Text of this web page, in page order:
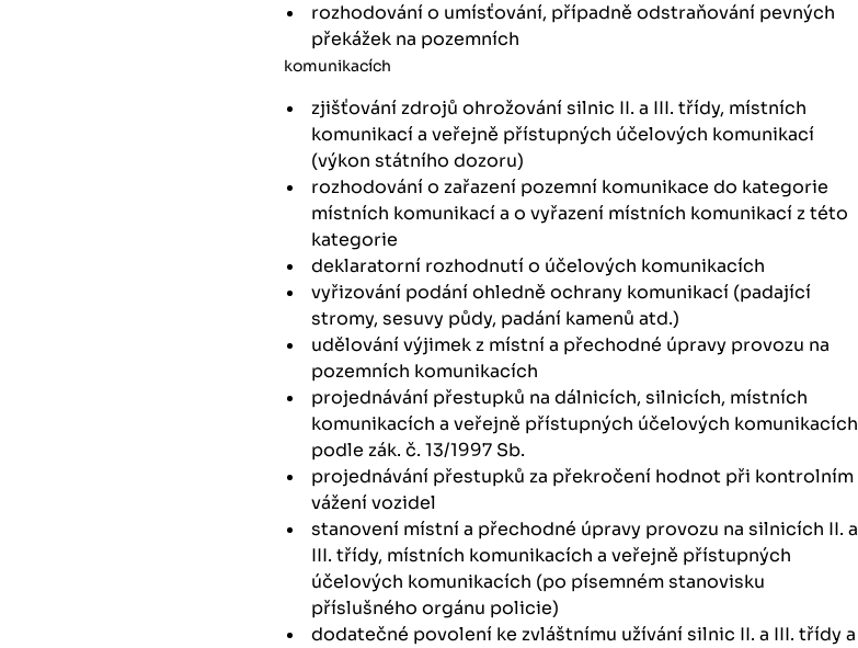
rozhodování o umísťování, případně odstraňování pevných
překážek na pozemních
komunikacích
zjišťování zdrojů ohrožování silnic II. a III. třídy, místních
komunikací a veřejně přístupných účelových komunikací
(výkon státního dozoru)
rozhodování o zařazení pozemní komunikace do kategorie
místních komunikací a o vyřazení místních komunikací z této
kategorie
deklaratorní rozhodnutí o účelových komunikacích
vyřizování podání ohledně ochrany komunikací (padající
stromy, sesuvy půdy, padání kamenů atd.)
udělování výjimek z místní a přechodné úpravy provozu na
pozemních komunikacích
projednávání přestupků na dálnicích, silnicích, místních
komunikacích a veřejně přístupných účelových komunikacích
podle zák. č. 13/1997 Sb.
projednávání přestupků za překročení hodnot při kontrolním
vážení vozidel
stanovení místní a přechodné úpravy provozu na silnicích II. a
III. třídy, místních komunikacích a veřejně přístupných
účelových komunikacích (po písemném stanovisku
příslušného orgánu policie)
dodatečné povolení ke zvláštnímu užívání silnic II. a III. třídy a